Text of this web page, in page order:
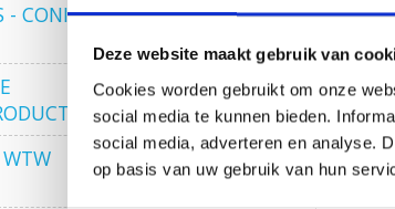
Deze website maakt gebruik van
Cookies worden gebruikt om onze
social media te kunnen bieden.
social media, adverteren en analyse.
op basis van uw gebruik van hun
- CONISCHE